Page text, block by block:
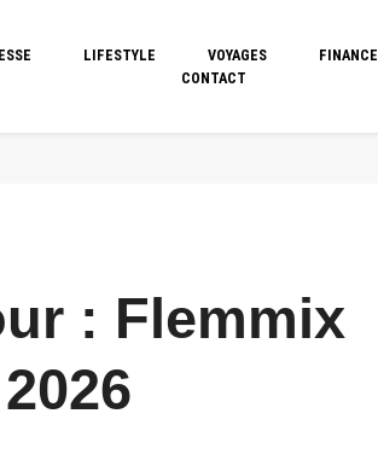
LIFESTYLE VOYAGES FINANCE
CONTACT
: Flemmix